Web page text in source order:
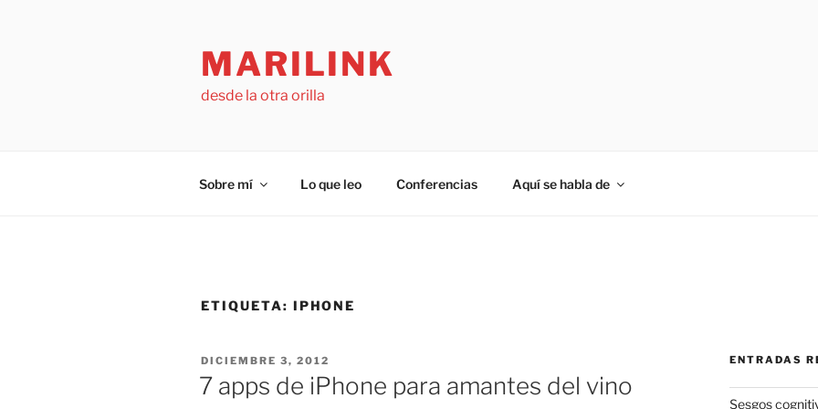
MARILINK
desde la otra orilla
Sobre mí Lo que leo Conferencias Aquí se habla de
ETIQUETA: IPHONE
PUBLICADO
EL
DICIEMBRE 3, 2012
7 apps de iPhone para amantes del vino
ENTRADAS
Sesgos